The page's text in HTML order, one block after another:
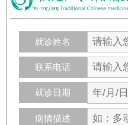
就诊姓名
联系电话
就诊日期
病情描述